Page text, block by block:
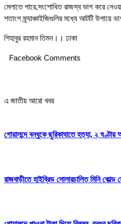
মেলাতে পারে,সংশোধিত রাজস্ব ভাগ করে
শতাংশ ফ্র্যাঞ্চাইজিগুলির মধ্যে আটটি উপায়ে
শিহাবুর রহমান তিমন।। ঢাকা
Facebook Comments
এ জাতীয় আরো খবর
গোয়ালন্দে বন্ধুকে ছুরিকাঘাতে হত্যা, ২ ঘণ্টায়
রাজবাড়ীতে হাইব্রিড সোলারচালিত মিনি